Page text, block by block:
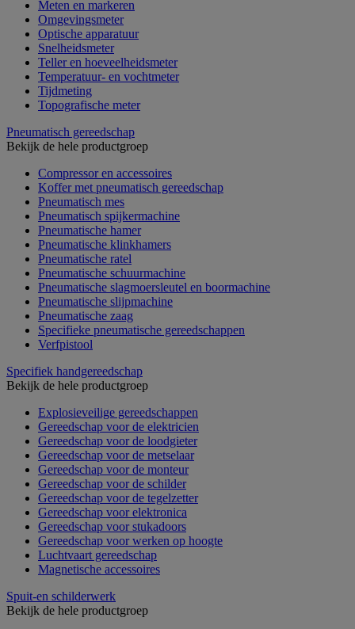
Meten en markeren
Omgevingsmeter
Optische apparatuur
Snelheidsmeter
Teller en hoeveelheidsmeter
Temperatuur- en vochtmeter
Tijdmeting
Topografische meter
Pneumatisch gereedschap
Bekijk de hele productgroep
Compressor en accessoires
Koffer met pneumatisch gereedschap
Pneumatisch mes
Pneumatisch spijkermachine
Pneumatische hamer
Pneumatische klinkhamers
Pneumatische ratel
Pneumatische schuurmachine
Pneumatische slagmoersleutel en boormachine
Pneumatische slijpmachine
Pneumatische zaag
Specifieke pneumatische gereedschappen
Verfpistool
Specifiek handgereedschap
Bekijk de hele productgroep
Explosieveilige gereedschappen
Gereedschap voor de elektricien
Gereedschap voor de loodgieter
Gereedschap voor de metselaar
Gereedschap voor de monteur
Gereedschap voor de schilder
Gereedschap voor de tegelzetter
Gereedschap voor elektronica
Gereedschap voor stukadoors
Gereedschap voor werken op hoogte
Luchtvaart gereedschap
Magnetische accessoires
Spuit-en schilderwerk
Bekijk de hele productgroep